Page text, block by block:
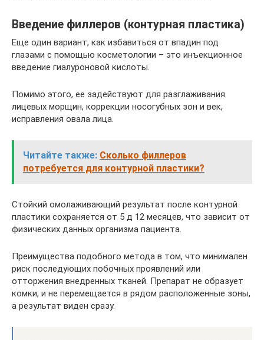
Введение филлеров (контурная пластика)
Еще один вариант, как избавиться от впадин под
глазами с помощью косметологии – это инъекционное
введение гиалуроновой кислоты.
Помимо этого, ее задействуют для разглаживания
лицевых морщин, коррекции носогубных зон и век,
исправления овала лица.
Читайте также: Сколько филлеров
потребуется для контурной пластики?
Стойкий омолаживающий результат после контурной
пластики сохраняется от 5 д 12 месяцев, что зависит от
физических данных организма пациента.
Преимущества подобного метода в том, что минимален
риск последующих побочных проявлений или
отторжения внедренных тканей. Препарат не образует
комки, и не перемещается в рядом расположенные зоны,
а результат виден сразу.